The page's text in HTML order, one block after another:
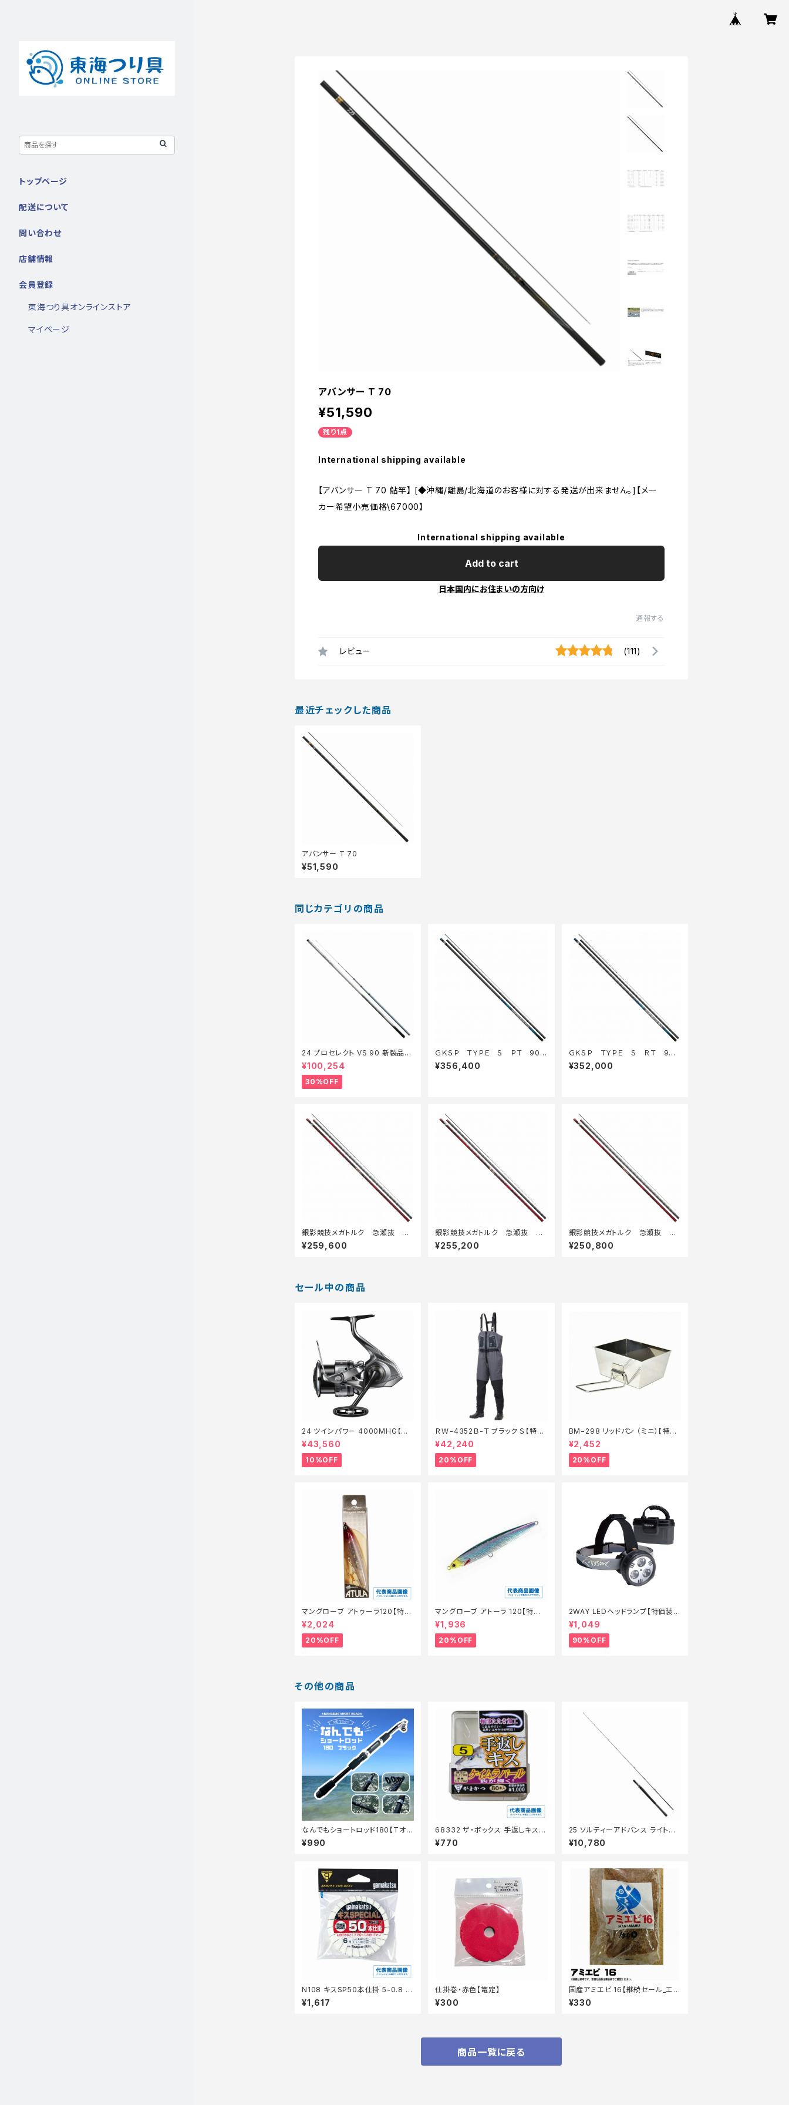
アバンサー T 70
¥51,590
残り1点
International shipping available
【アバンサー T 70 鮎竿】 [◆沖縄/離島/北海道のお客様に対する発送が出来ません。]【メー
カー希望小売価格\67000】
International shipping available
Add to cart
日本国内にお住まいの方向け
通報する
レビュー (111)
最近チェックした商品
アバンサー T 70
¥51,590
同じカテゴリの商品
24 プロセレクト VS 90 新製品2
024【特価ロッド】【30】
¥100,254
30%OFF
ＧＫＳＰ ＴＹＰＥ Ｓ ＰＴ 90・
Ｅ
¥356,400
ＧＫＳＰ ＴＹＰＥ Ｓ ＲＴ 90・
Ｅ
¥352,000
銀影競技メガトルク 急瀬抜 Ｘ
Ｈ90・Ｅ
¥259,600
銀影競技メガトルク 急瀬抜 Ｈ
90・Ｅ
¥255,200
銀影競技メガトルク 急瀬抜 9
0・Ｅ
¥250,800
セール中の商品
24 ツインパワー 4000MHG【継
続セール_リール】【10】
¥43,560
10%OFF
ＲＷ-4352Ｂ-Ｔ ブラック Ｓ【特価
装備】【20】
¥42,240
20%OFF
BM−298 リッドパン （ミニ）【特価
装備】【20】
¥2,452
20%OFF
マングローブ アトゥーラ120【特価
ルアー】【20】
¥2,024
20%OFF
マングローブ アトーラ 120【特価
ルアー】【20】
¥1,936
20%OFF
2WAY LEDヘッドランプ【特価装
備】【90】
¥1,049
90%OFF
その他の商品
なんでもショートロッド180【Tオ
リ】
¥990
68332 ザ・ボックス 手返しキス 5
号 【継続セール_仕掛】
¥770
25 ソルティーアドバンス ライトジ
ギング B63ML
¥10,780
N108 キスSP50本仕掛 5-0.8 茶
【継続セール_仕掛】
¥1,617
仕掛巻・赤色【篭定】
¥300
国産アミエビ 16【継続セール_エ
サ】
¥330
商品一覧に戻る
トップページ
配送について
問い合わせ
店舗情報
会員登録
東海つり具オンラインストア
マイページ